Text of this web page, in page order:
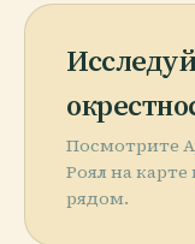
Посмотрите
Роял на карте
рядом.